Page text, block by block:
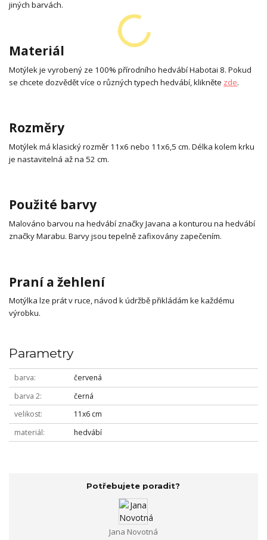
jiných barvách.
Materiál
Motýlek je vyrobený ze 100% přírodního hedvábí Habotai 8. Pokud
se chcete dozvědět více o různých typech hedvábí, klikněte zde.
Rozměry
Motýlek má klasický rozměr 11x6 nebo 11x6,5 cm. Délka kolem krku
je nastavitelná až na 52 cm.
Použité barvy
Malováno barvou na hedvábí značky Javana a konturou na hedvábí
značky Marabu. Barvy jsou tepelně zafixovány zapečením.
Praní a žehlení
Motýlka lze prát v ruce, návod k údržbě přikládám ke každému
výrobku.
Parametry
barva
červená
barva 2
černá
velikost
11x6 cm
materiál
hedvábí
Potřebujete poradit?
Jana Novotná